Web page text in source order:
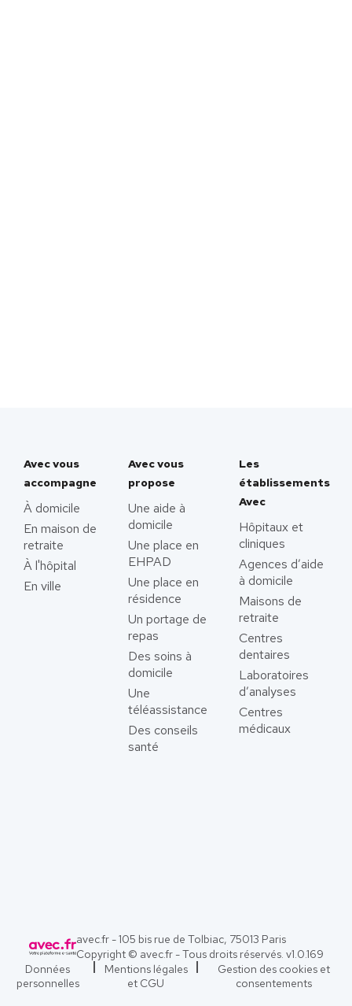
Avec vous
accompagne
À domicile
En maison de
retraite
À l'hôpital
En ville
Avec vous
propose
Une aide à
domicile
Une place en
EHPAD
Une place en
résidence
Un portage de
repas
Des soins à
domicile
Une
téléassistance
Des conseils
santé
Les
établissements
Avec
Hôpitaux et
cliniques
Agences d’aide
à domicile
Maisons de
retraite
Centres
dentaires
Laboratoires
d’analyses
Centres
médicaux
avec.fr - 105 bis rue de Tolbiac, 75013 Paris
Copyright © avec.fr - Tous droits réservés. v1.0.169
Données
personnelles
Mentions légales
et CGU
Gestion des cookies et
consentements